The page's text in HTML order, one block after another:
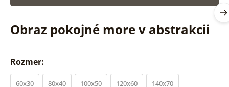
Obraz pokojné more v abstrakcii
Rozmer:
60x30 80x40 100x50 120x60 140x70